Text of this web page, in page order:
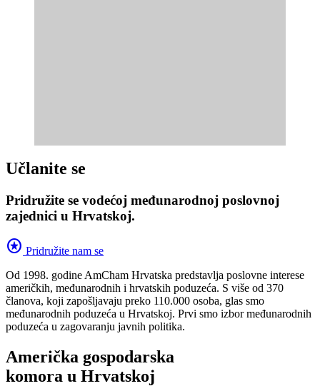
Učlanite se
Pridružite se vodećoj međunarodnoj poslovnoj
zajednici u Hrvatskoj.
stars Pridružite nam se
Od 1998. godine AmCham Hrvatska predstavlja poslovne interese
američkih, međunarodnih i hrvatskih poduzeća. S više od 370
članova, koji zapošljavaju preko 110.000 osoba, glas smo
međunarodnih poduzeća u Hrvatskoj. Prvi smo izbor međunarodnih
poduzeća u zagovaranju javnih politika.
Američka gospodarska
komora u Hrvatskoj